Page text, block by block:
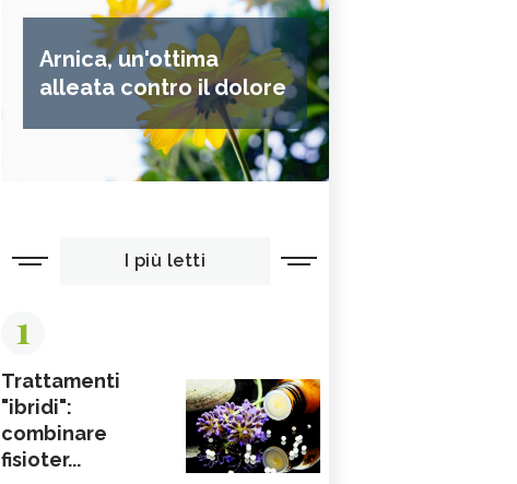
Arnica, un'ottima
alleata contro il dolore
I più letti
1
Trattamenti
"ibridi":
combinare
fisioter...